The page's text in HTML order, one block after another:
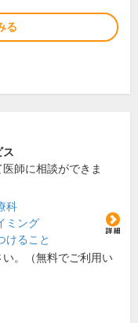
る
ス
師に相談ができま
科
ミング
けること
。（無料でご利用い